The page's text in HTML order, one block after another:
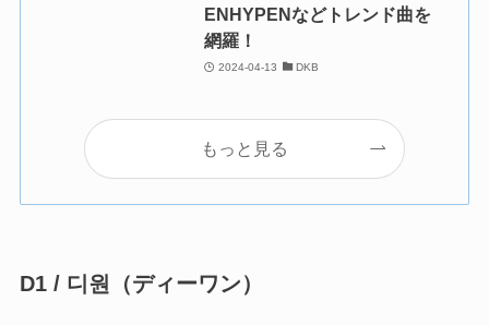
ENHYPENなどトレンド曲を
網羅！
2024-04-13 DKB
もっと見る
D1 / 디원 （ディーワン）